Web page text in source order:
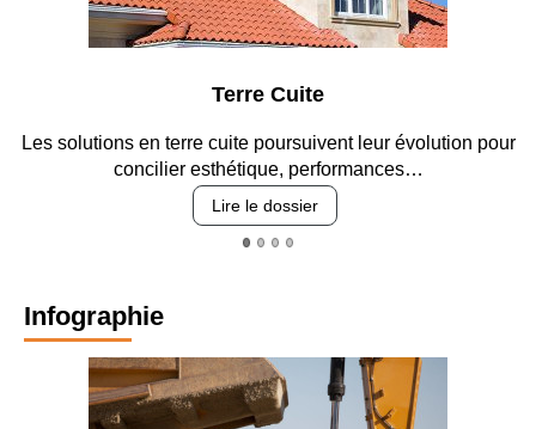
Terre Cuite
Les solutions en terre cuite poursuivent leur évolution pour
concilier esthétique, performances…
Lire le dossier
Infographie